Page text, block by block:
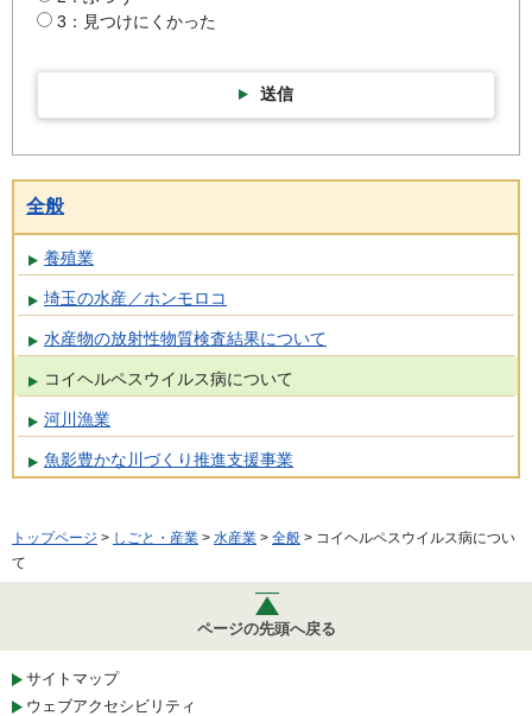
3：見つけにくかった
送信
全般
養殖業
埼玉の水産／ホンモロコ
水産物の放射性物質検査結果について
コイヘルペスウイルス病について
河川漁業
魚影豊かな川づくり推進支援事業
トップページ > しごと・産業 > 水産業 > 全般 > コイヘルペスウイルス病につい
て
ページの先頭へ戻る
サイトマップ
ウェブアクセシビリティ